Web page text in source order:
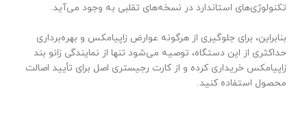
تکنولوژی‌های استاندارد در نسخه‌های تقلبی به وجود می‌آید.
بنابراین، برای جلوگیری از هرگونه عوارض زاپیامکس و بهره‌برداری
حداکثری از این دستگاه، توصیه می‌شود تنها از نمایندگی زانو بند
زاپیامکس خریداری کرده و از کارت رجیستری اصل برای تأیید اصالت
محصول استفاده کنید.